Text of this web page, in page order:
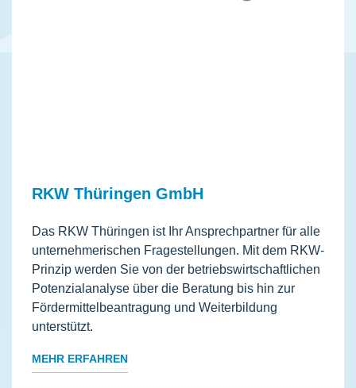
RKW Thüringen GmbH
Das RKW Thüringen ist Ihr Ansprechpartner für alle
unternehmerischen Fragestellungen. Mit dem RKW-
Prinzip werden Sie von der betriebswirtschaftlichen
Potenzialanalyse über die Beratung bis hin zur
Fördermittelbeantragung und Weiterbildung
unterstützt.
MEHR ERFAHREN